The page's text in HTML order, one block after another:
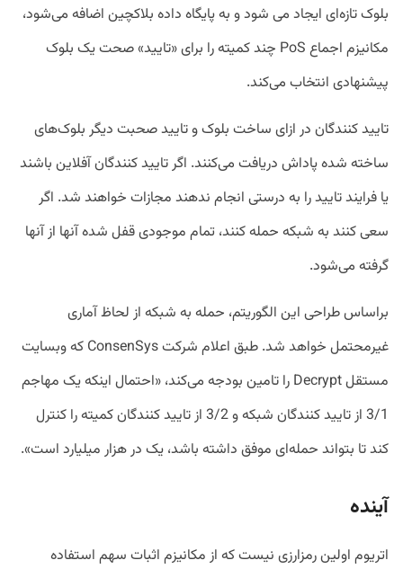
بلوک تازه‌ای ایجاد می شود و به پایگاه داده بلاکچین اضافه می‌شود،
مکانیزم اجماع PoS چند کمیته را برای «تایید» صحت یک بلوک
پیشنهادی انتخاب می‌کند.
تایید کنندگان در ازای ساخت بلوک و تایید صحبت دیگر بلوک‌های
ساخته شده پاداش دریافت می‌کنند. اگر تایید کنندگان آفلاین باشند
یا فرایند تایید را به درستی انجام ندهند مجازات خواهند شد. اگر
سعی کنند به شبکه حمله کنند، تمام موجودی قفل شده آنها از آنها
گرفته می‌شود.
براساس طراحی این الگوریتم، حمله به شبکه از لحاظ آماری
غیرمحتمل خواهد شد. طبق اعلام شرکت ConsenSys که وبسایت
مستقل Decrypt را تامین بودجه می‌کند، «احتمال اینکه یک مهاجم
3/1 از تایید کنندگان شبکه و 3/2 از تایید کنندگان کمیته را کنترل
کند تا بتواند حمله‌ای موفق داشته باشد، یک در هزار میلیارد است».
آینده
اتریوم اولین رمزارزی نیست که از مکانیزم اثبات سهم استفاده